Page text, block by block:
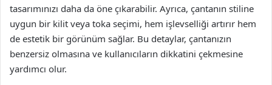
tasarımınızı daha da öne çıkarabilir. Ayrıca, çantanın stiline
uygun bir kilit veya toka seçimi, hem işlevselliği artırır hem
de estetik bir görünüm sağlar. Bu detaylar, çantanızın
benzersiz olmasına ve kullanıcıların dikkatini çekmesine
yardımcı olur.